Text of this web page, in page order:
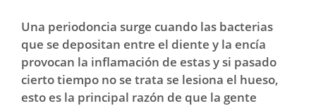
Una periodoncia surge cuando las bacterias
que se depositan entre el diente y la encía
provocan la inflamación de estas y si pasado
cierto tiempo no se trata se lesiona el hueso,
esto es la principal razón de que la gente